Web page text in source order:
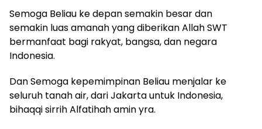
Semoga Beliau ke depan semakin besar dan
semakin luas amanah yang diberikan Allah SWT
bermanfaat bagi rakyat, bangsa, dan negara
Indonesia.
Dan Semoga kepemimpinan Beliau menjalar ke
seluruh tanah air, dari Jakarta untuk Indonesia,
bihaqqi sirrih Alfatihah amin yra.